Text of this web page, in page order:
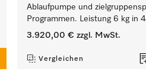
Ablaufpumpe und
Programmen. Leistung 6 kg in
3.920,00 € zzgl. MwSt.
Vergleichen